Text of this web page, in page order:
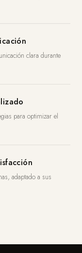
clara durante
para optimizar el
adaptado a sus